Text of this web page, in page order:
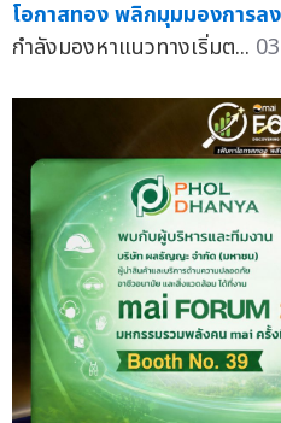
โอกาสทอง พลิกมุมมองการล
กำลังมองหาแนวทางเริ่มต...